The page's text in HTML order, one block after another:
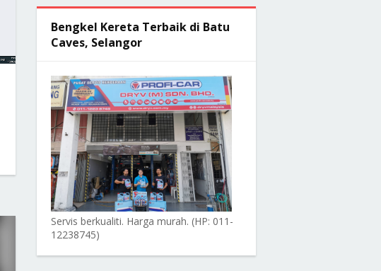
Bengkel Kereta Terbaik di Batu
Caves, Selangor
Servis berkualiti. Harga murah. (HP: 011-
12238745)